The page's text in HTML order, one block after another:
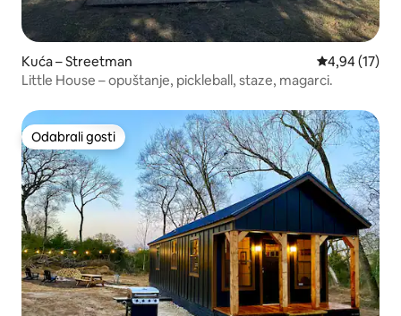
Kuća – Streetman Prosječna
4,94 (17)
Little House – opuštanje, pickleball, staze, magarci.
Odabrali gosti
Odabrali gosti